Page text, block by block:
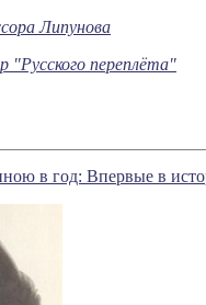
Липунова
"Русского переплёта"
в год: Впервые в